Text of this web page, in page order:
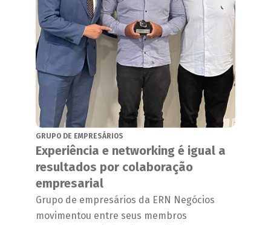
GRUPO DE EMPRESÁRIOS
Experiência e networking é igual a
resultados por colaboração
empresarial
Grupo de empresários da ERN Negócios
movimentou entre seus membros